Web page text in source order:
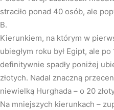
straciło ponad 40 osób, ale
B.
Kierunkiem, na którym w
ubiegłym roku był Egipt, ale
definitywnie spadły poniżej
złotych. Nadal znaczną
niewielką Hurghada – o 20
Na mniejszych kierunkach –